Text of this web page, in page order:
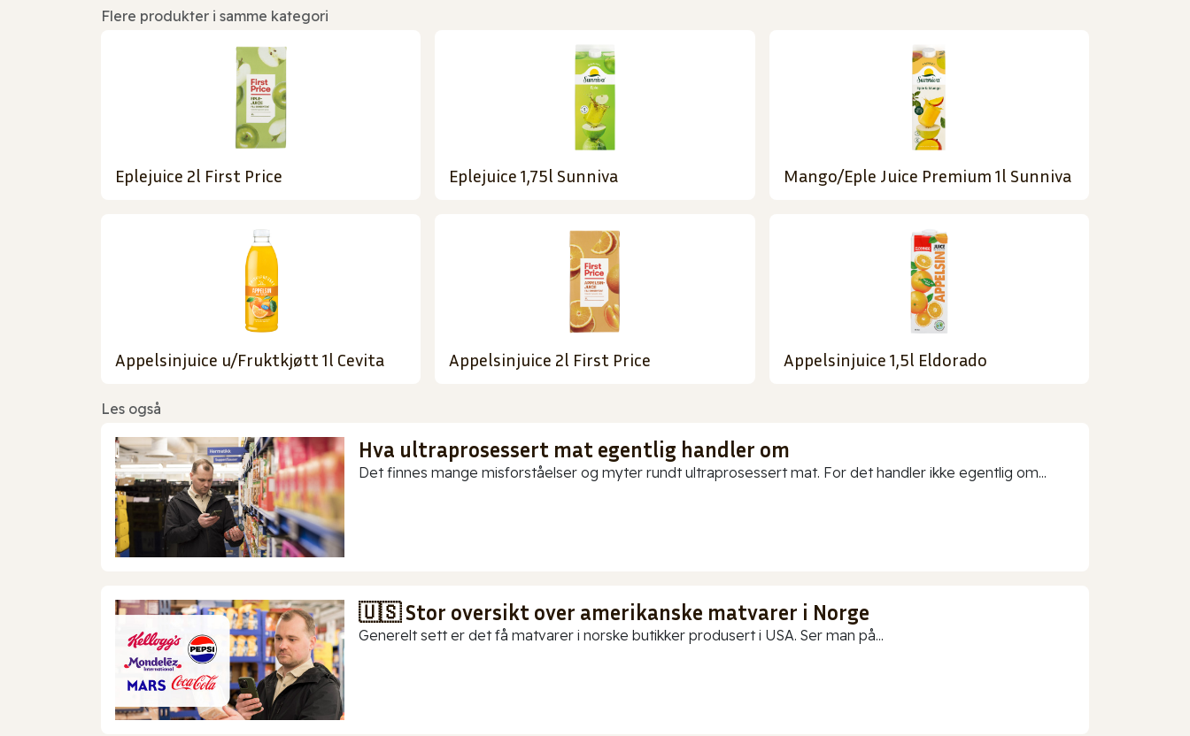
Flere produkter i samme kategori
Eplejuice 2l First Price Eplejuice 1,75l Sunniva Mango/Eple Juice Premium 1l Sunniva
Appelsinjuice u/Fruktkjøtt 1l Cevita Appelsinjuice 2l First Price Appelsinjuice 1,5l Eldorado
Les også
Hva ultraprosessert mat egentlig handler om
Det finnes mange misforståelser og myter rundt ultraprosessert mat. For det handler ikke egentlig om...
🇺🇸 Stor oversikt over amerikanske matvarer i Norge
Generelt sett er det få matvarer i norske butikker produsert i USA. Ser man på...